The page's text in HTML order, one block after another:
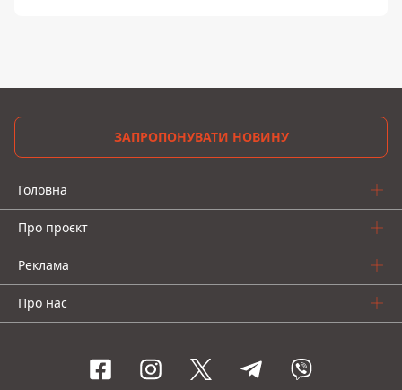
ЗАПРОПОНУВАТИ НОВИНУ
Головна
Про проєкт
Реклама
Про нас